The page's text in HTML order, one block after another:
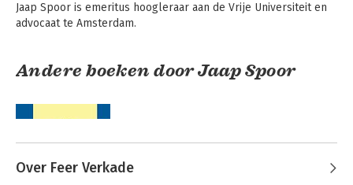
Jaap Spoor is emeritus hoogleraar aan de Vrije Universiteit en
advocaat te Amsterdam.
Andere boeken door Jaap Spoor
Over Feer Verkade